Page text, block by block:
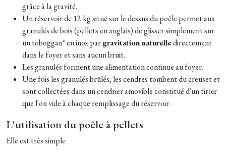
grâce à la gravité.
Un réservoir de 12 kg situé sur le dessus du poêle permet aux
granulés de bois (pellets en anglais) de glisser simplement sur
un toboggan* en inox pargravitation naturelledirectement
dans le foyer et sans aucun bruit.
Les granulés forment une alimentation continue au foyer.
Une fois les granulés brûlés, les cendres tombent du creuset et
sont collectées dans un cendrier amovible constitué d'un tiroir
que l'on vide à chaque remplissage du réservoir.
L'utilisation du poêle à pellets
Elle est très simple